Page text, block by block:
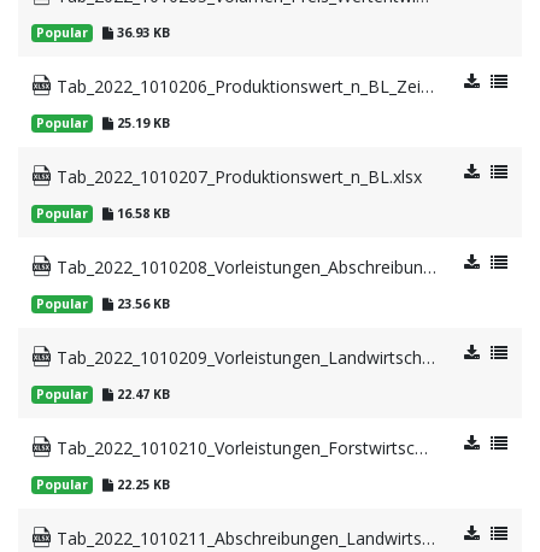
Popular 36.93 KB
Tab_2022_1010206_Produktionswert_n_BL_Zeitvergleich.xlsx
Popular 25.19 KB
Tab_2022_1010207_Produktionswert_n_BL.xlsx
Popular 16.58 KB
Tab_2022_1010208_Vorleistungen_Abschreibungen_LuF.xlsx
Popular 23.56 KB
Tab_2022_1010209_Vorleistungen_Landwirtschaft.xlsx
Popular 22.47 KB
Tab_2022_1010210_Vorleistungen_Forstwirtschaft.xlsx
Popular 22.25 KB
Tab_2022_1010211_Abschreibungen_Landwirtschaft.xlsx